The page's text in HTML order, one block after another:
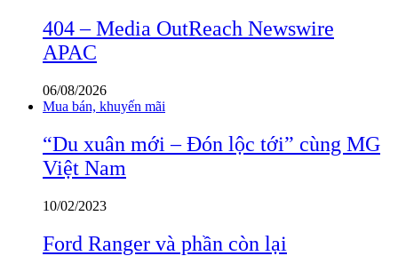
404 – Media OutReach Newswire
APAC
06/08/2026
Mua bán, khuyến mãi
“Du xuân mới – Đón lộc tới” cùng MG
Việt Nam
10/02/2023
Ford Ranger và phần còn lại